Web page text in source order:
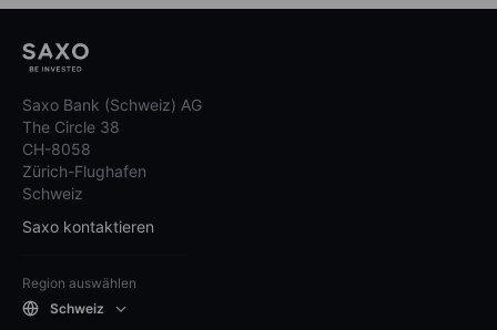
Saxo Bank (Schweiz) AG
The Circle 38
CH-8058
Zürich-Flughafen
Schweiz
Saxo kontaktieren
Region auswählen
Schweiz